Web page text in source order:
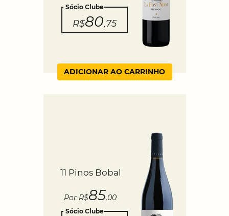
Sócio Clube
R$80,75
ADICIONAR AO CARRINHO
11 Pinos Bobal
Por R$85,00
Sócio Clube